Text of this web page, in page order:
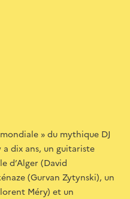
» du mythique DJ
dix ans, un guitariste
d’Alger (David
(Gurvan Zytynski), un
Méry) et un